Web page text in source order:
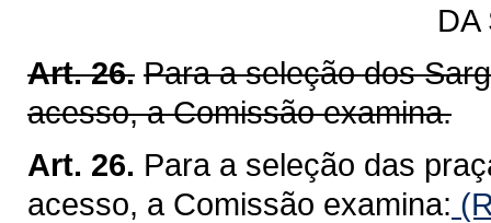
DA
Art. 26. Para a seleção dos
acesso, a Comissão examina.
Art. 26. Para a seleção das
acesso, a Comissão examina: